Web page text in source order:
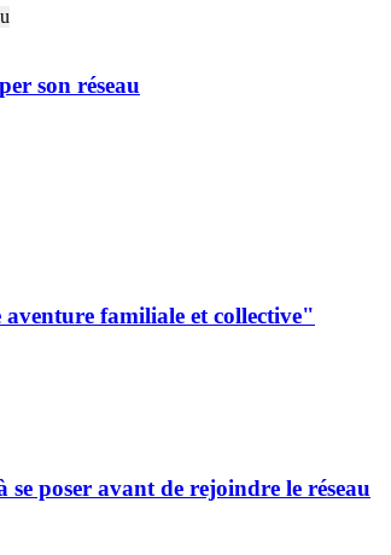
son réseau
familiale et collective"
se poser avant de rejoindre le réseau